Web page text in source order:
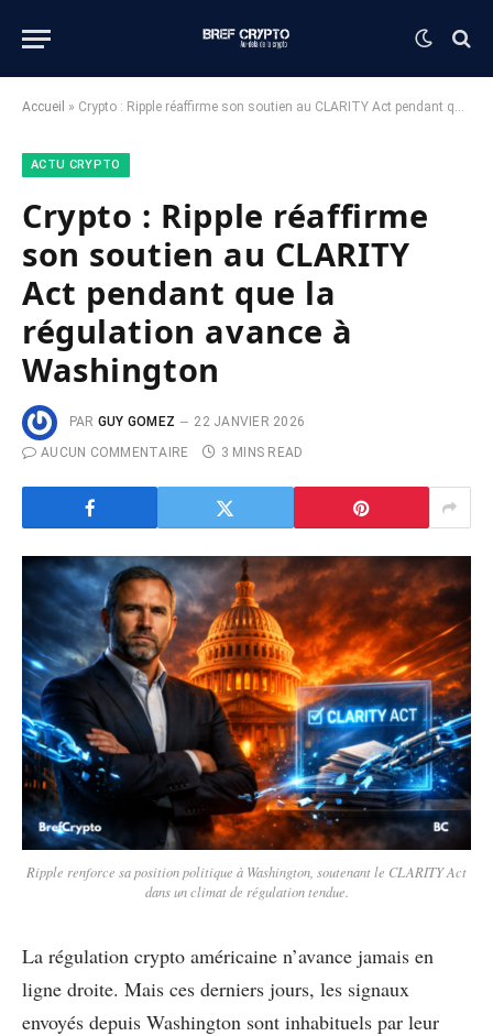
Accueil » Crypto : Ripple réaffirme son soutien au CLARITY Act pendant que la régulation avance à Washington
ACTU CRYPTO
Crypto : Ripple réaffirme
son soutien au CLARITY
Act pendant que la
régulation avance à
Washington
PAR GUY GOMEZ
22 JANVIER 2026
AUCUN COMMENTAIRE
3 MINS READ
Ripple renforce sa position politique à Washington, soutenant le CLARITY Act
dans un climat de régulation tendue.
La régulation crypto américaine n’avance jamais en
ligne droite. Mais ces derniers jours, les signaux
envoyés depuis Washington sont inhabituels par leur